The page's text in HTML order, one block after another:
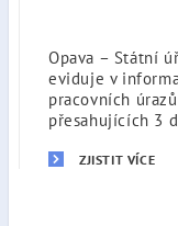
Opava – Státní
eviduje v
pracovních
přesahujících 3
ZJISTIT VÍCE